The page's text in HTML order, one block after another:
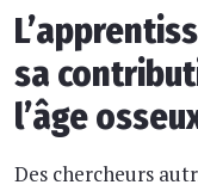
sa
l’âge
Des chercheurs